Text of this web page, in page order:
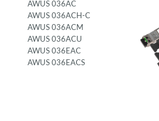
AWUS 036AC
AWUS 036ACH-C
AWUS 036ACM
AWUS 036ACU
AWUS 036EAC
AWUS 036EACS